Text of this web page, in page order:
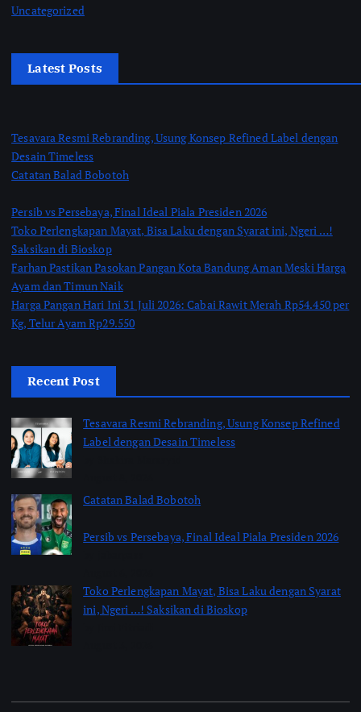
Uncategorized
Latest Posts
Tesavara Resmi Rebranding, Usung Konsep Refined Label dengan
Desain Timeless
Catatan Balad Bobotoh
Persib vs Persebaya, Final Ideal Piala Presiden 2026
Toko Perlengkapan Mayat, Bisa Laku dengan Syarat ini, Ngeri …!
Saksikan di Bioskop
Farhan Pastikan Pasokan Pangan Kota Bandung Aman Meski Harga
Ayam dan Timun Naik
Harga Pangan Hari Ini 31 Juli 2026: Cabai Rawit Merah Rp54.450 per
Kg, Telur Ayam Rp29.550
Recent Post
Tesavara Resmi Rebranding, Usung Konsep Refined
Label dengan Desain Timeless
Catatan Balad Bobotoh
Persib vs Persebaya, Final Ideal Piala Presiden 2026
Toko Perlengkapan Mayat, Bisa Laku dengan Syarat
ini, Ngeri …! Saksikan di Bioskop